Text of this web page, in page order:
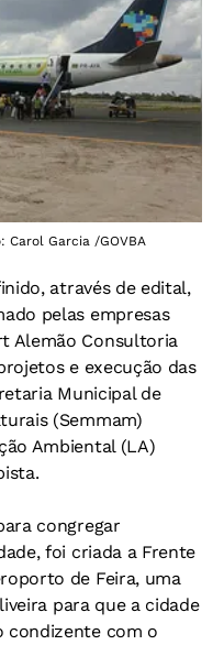
Carol Garcia /GOVBA
através de edital,
pelas empresas
Alemão Consultoria
e execução das
Municipal de
(Semmam)
Ambiental (LA)
congregar
foi criada a Frente
de Feira, uma
para que a cidade
condizente com o